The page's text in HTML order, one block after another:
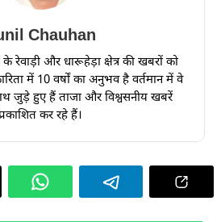
Chauhan
के रेवाड़ी और धारूहेड़ा क्षेत्र की खबरों को
में 10 वर्षों का अनुभव है वर्तमान में वे
जुड़े हुए हैं ताजा और विश्वसनीय खबरें
कर रहे हैं।